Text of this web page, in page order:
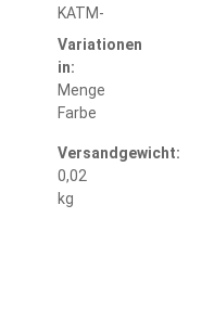
KATM-
Variationen
in:
Menge
Farbe
Versandgewicht:
0,02
kg